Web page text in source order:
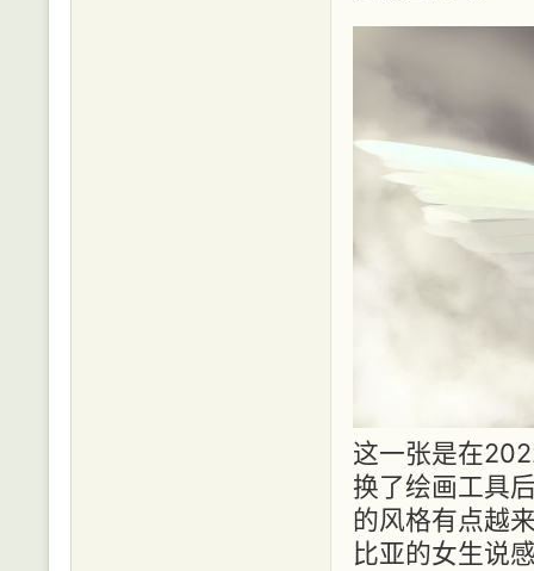
这一张是在
换了绘画工具
的风格有点越
比亚的女生说